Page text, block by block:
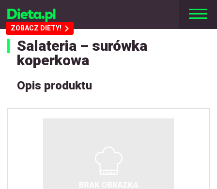
ZOBACZ DIETY!
Salateria – surówka
koperkowa
Opis produktu